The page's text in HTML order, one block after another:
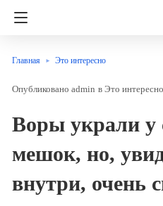
Главная Это интересно
admin в Это интересно
Воры украли у
мешок, но,
внутри, очень